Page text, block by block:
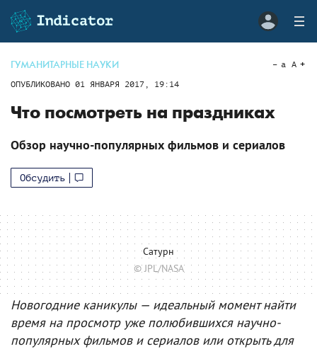
ГУМАНИТАРНЫЕ НАУКИ
ОПУБЛИКОВАНО 01 ЯНВАРЯ 2017, 19:14
a A
Что посмотреть на праздниках
Обзор научно-популярных фильмов и сериалов
Обсудить
Сатурн
© JPL/NASA
Новогодние каникулы — идеальный момент найти
время на просмотр уже полюбившихся научно-
популярных фильмов и сериалов или открыть для